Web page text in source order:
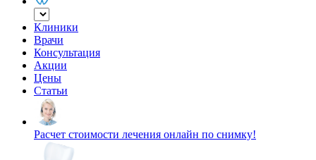
Клиники
Врачи
Консультация
Акции
Цены
Статьи
Расчет стоимости лечения онлайн по снимку!